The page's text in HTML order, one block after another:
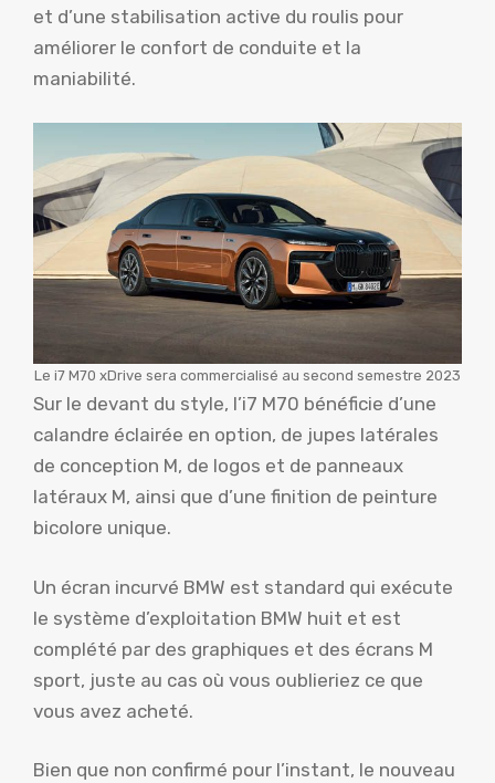
et d’une stabilisation active du roulis pour
améliorer le confort de conduite et la
maniabilité.
Le i7 M70 xDrive sera commercialisé au second semestre 2023
Sur le devant du style, l’i7 M70 bénéficie d’une
calandre éclairée en option, de jupes latérales
de conception M, de logos et de panneaux
latéraux M, ainsi que d’une finition de peinture
bicolore unique.
Un écran incurvé BMW est standard qui exécute
le système d’exploitation BMW huit et est
complété par des graphiques et des écrans M
sport, juste au cas où vous oublieriez ce que
vous avez acheté.
Bien que non confirmé pour l’instant, le nouveau